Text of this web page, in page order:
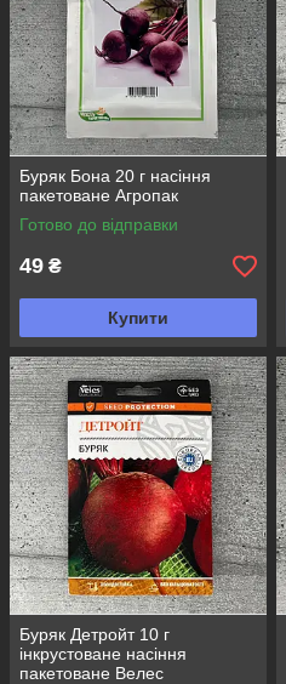
Буряк Бона 20 г насіння
пакетоване Агропак
Готово до відправки
49 ₴
Купити
Буряк Детройт 10 г
інкрустоване насіння
пакетоване Велес